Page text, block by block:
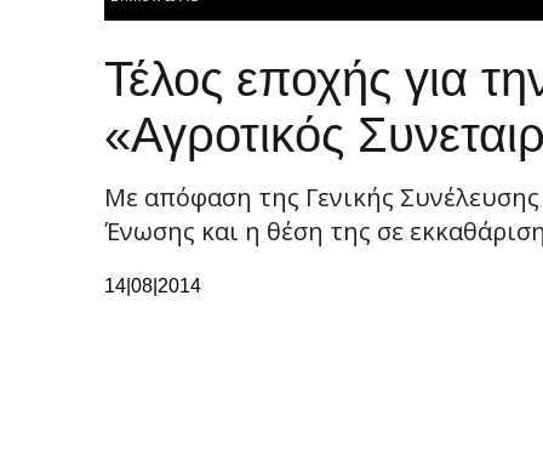
Τέλος εποχής για
«Αγροτικός
Με απόφαση της Γενικής
Ένωσης και η θέση της σε
14|08|2014